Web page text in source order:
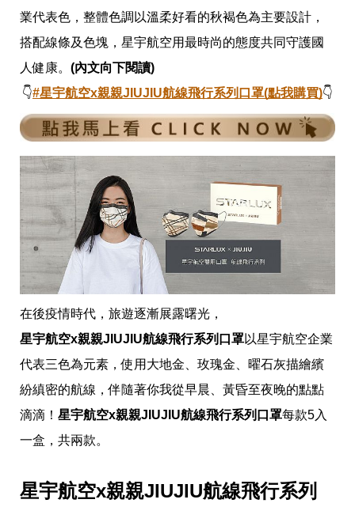
愛
戀
愛
害
話
題
關
於
你
自
己
星
座
愛
情
美
食
旅
遊
帶
你
玩
帶
吃
住
業代表色，整體色調以溫柔好看的秋褐色為主要設計，
搭配線條及色塊，星宇航空用最時尚的態度共同守護國
人健康。 (內文向下閱讀)
👇#星宇航空x親親JIUJIU航線飛行系列口罩(點我購買)👇
在後疫情時代，旅遊逐漸展露曙光，
星宇航空x親親JIUJIU航線飛行系列口罩以星宇航空企業
代表三色為元素，使用大地金、玫瑰金、曜石灰描繪繽
紛縝密的航線，伴隨著你我從早晨、黃昏至夜晚的點點
滴滴！ 星宇航空x親親JIUJIU航線飛行系列口罩每款5入
一盒，共兩款。
星宇航空x親親JIUJIU航線飛行系列